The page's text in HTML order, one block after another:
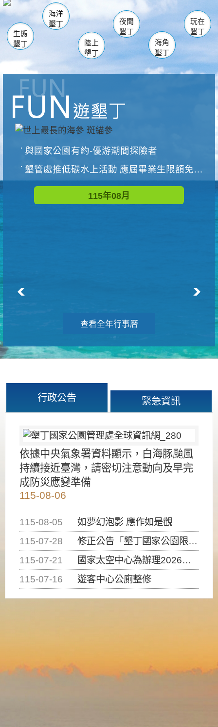
南仁湖
海生館
恆春 佳樂水
龍鑾潭自然中心 森林遊樂區
瓊麻館
關山 墾管處遊客中心
社頂公園 風吹沙
船帆石
白砂 龍磐公園
香蕉灣
砂島
鵝鑾鼻
生態
墾丁
海洋
墾丁
陸上
墾丁
夜間
墾丁
海角
墾丁
玩在
墾丁
與國家公園有約-優游潮間探險者
墾管處推低碳水上活動 應屆畢業生限額免費參加
115年08月
查看全年行事曆
行政公告 緊急資訊
依據中央氣象署資料顯示，白海豚颱風
持續接近臺灣，請密切注意動向及早完
成防災應變準備
115-08-06
115-08-05
如夢幻泡影 應作如是觀
115-07-28
修正公告「墾丁國家公園限制水域遊憩活動之種類、範圍、時間及行為」，自即日生效。
115-07-21
國家太空中心為辦理2026台灣盃火箭競賽，陸、海、空域警戒及協調相關事宜，因颱風備案事宜
115-07-16
遊客中心公廁整修